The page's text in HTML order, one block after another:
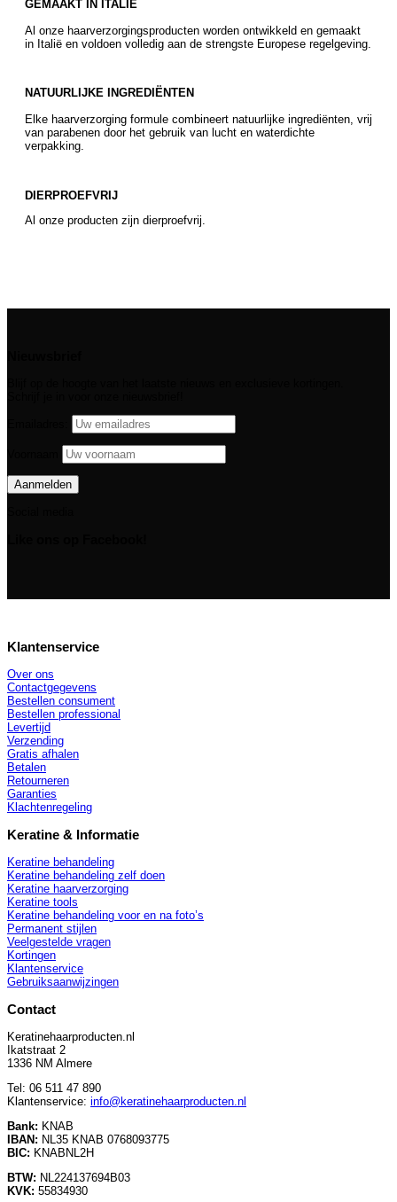
GEMAAKT IN ITALIË
Al onze haarverzorgingsproducten worden ontwikkeld en gemaakt
in Italië en voldoen volledig aan de strengste Europese regelgeving.
NATUURLIJKE INGREDIËNTEN
Elke haarverzorging formule combineert natuurlijke ingrediënten, vrij
van parabenen door het gebruik van lucht en waterdichte
verpakking.
DIERPROEFVRIJ
Al onze producten zijn dierproefvrij.
Klantenservice
Over ons
Contactgegevens
Bestellen consument
Bestellen professional
Levertijd
Verzending
Gratis afhalen
Betalen
Retourneren
Garanties
Klachtenregeling
Keratine & Informatie
Keratine behandeling
Keratine behandeling zelf doen
Keratine haarverzorging
Keratine tools
Keratine behandeling voor en na foto’s
Permanent stijlen
Veelgestelde vragen
Kortingen
Klantenservice
Gebruiksaanwijzingen
Contact
Keratinehaarproducten.nl
Ikatstraat 2
1336 NM Almere
Tel: 06 511 47 890
Klantenservice: info@keratinehaarproducten.nl
Bank: KNAB
IBAN: NL35 KNAB 0768093775
BIC: KNABNL2H
BTW: NL224137694B03
KVK: 55834930